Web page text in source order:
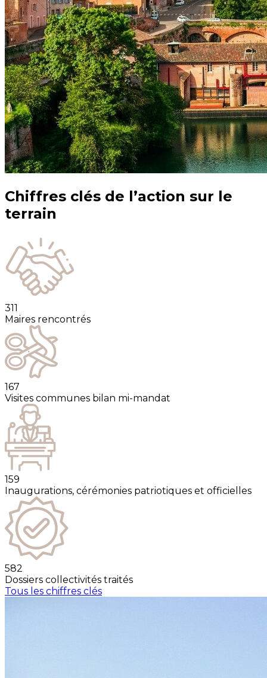
Chiffres clés de l’action sur le
terrain
311
Maires rencontrés
167
Visites communes bilan mi-mandat
159
Inaugurations, cérémonies patriotiques et officielles
582
Dossiers collectivités traités
Tous les chiffres clés